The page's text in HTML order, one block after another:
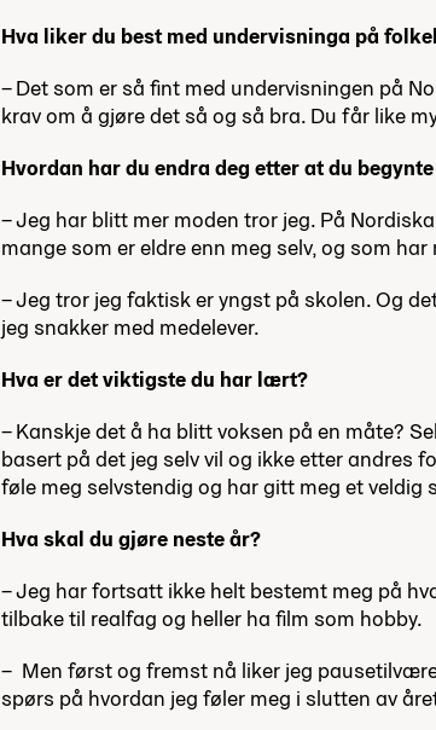
Hva liker du best med undervisninga på
–Det som er så fint med undervisningen på
krav om å gjøre det så og så bra. Du får like
Hvordan har du endra deg etter at du
– Jeg har blitt mer moden tror jeg. På
mange som er eldre enn meg selv, og som
–Jeg tror jeg faktisk er yngst på skolen. Og
jeg snakker med medelever.
Hva er det viktigste du har lært?
– Kanskje det å ha blitt voksen på en måte?
basert på det jeg selv vil og ikke etter andres
føle meg selvstendig og har gitt meg et
Hva skal du gjøre neste år?
– Jeg har fortsatt ikke helt bestemt meg på
tilbake til realfag og heller ha film som hobby.
– Men først og fremst nå liker jeg
spørs på hvordan jeg føler meg i slutten av